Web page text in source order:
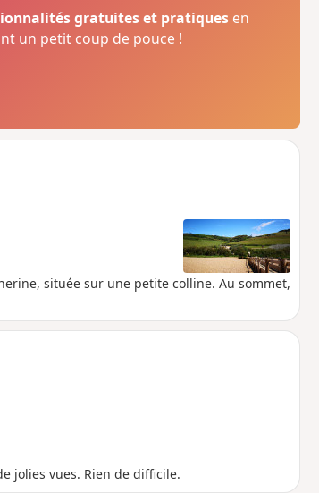
gratuites et pratiques en
un petit coup de pouce !
située sur une petite colline. Au sommet,
jolies vues. Rien de difficile.